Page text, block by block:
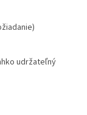
udržateľný